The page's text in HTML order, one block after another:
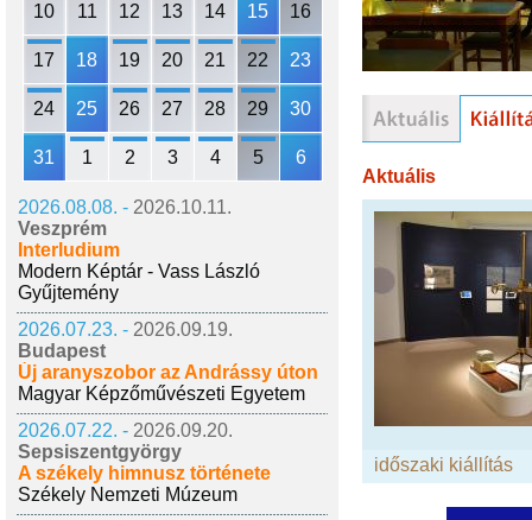
10 11 12 13 14 15 16
17 18 19 20 21 22 23
24 25 26 27 28 29 30
31 1 2 3 4 5 6
2026.08.08. - 2026.10.11.
Veszprém
Interludium
Modern Képtár - Vass László
Gyűjtemény
2026.07.23. - 2026.09.19.
Budapest
Új aranyszobor az Andrássy úton
Magyar Képzőművészeti Egyetem
2026.07.22. - 2026.09.20.
Sepsiszentgyörgy
A székely himnusz története
Székely Nemzeti Múzeum
Aktuális
időszaki kiállítás